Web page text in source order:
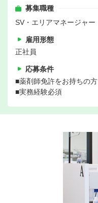
募集職種
SV・エリアマネージャー
雇用形態
正社員
応募条件
■薬剤師免許をお持ちの方
■実務経験必須